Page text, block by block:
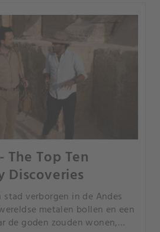
Top Ten
Discoveries
verborgen in de Andes
metalen bollen en een
de goden zouden wonen,